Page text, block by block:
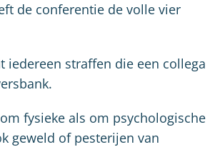
de conferentie de volle vier
iedereen straffen die een collega
fysieke als om psychologische
geweld of pesterijen van